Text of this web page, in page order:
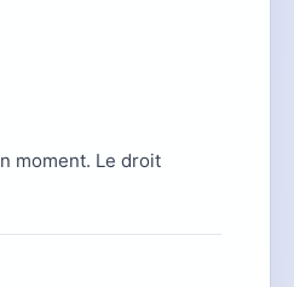
moment. Le droit